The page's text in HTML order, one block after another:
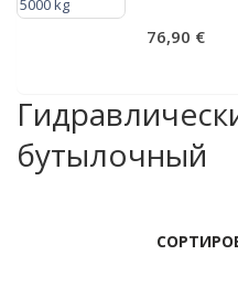
76,90 €
бутылочный